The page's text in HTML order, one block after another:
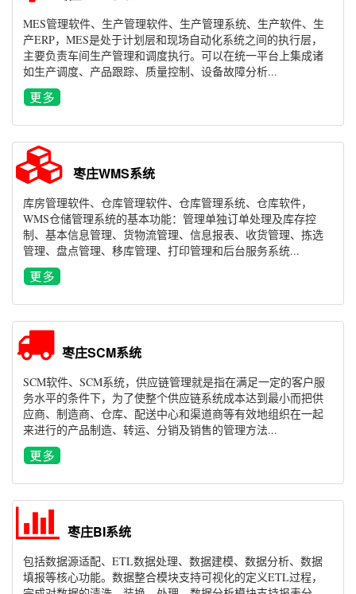
MES管理软件、生产管理软件、生产管理系统、生产软件、生
产ERP，MES是处于计划层和现场自动化系统之间的执行层，
主要负责车间生产管理和调度执行。可以在统一平台上集成诸
如生产调度、产品跟踪、质量控制、设备故障分析...
枣庄WMS系统
库房管理软件、仓库管理软件、仓库管理系统、仓库软件，
WMS仓储管理系统的基本功能：管理单独订单处理及库存控
制、基本信息管理、货物流管理、信息报表、收货管理、拣选
管理、盘点管理、移库管理、打印管理和后台服务系统...
枣庄SCM系统
SCM软件、SCM系统，供应链管理就是指在满足一定的客户服
务水平的条件下，为了使整个供应链系统成本达到最小而把供
应商、制造商、仓库、配送中心和渠道商等有效地组织在一起
来进行的产品制造、转运、分销及销售的管理方法...
枣庄BI系统
包括数据源适配、ETL数据处理、数据建模、数据分析、数据
填报等核心功能。数据整合模块支持可视化的定义ETL过程，